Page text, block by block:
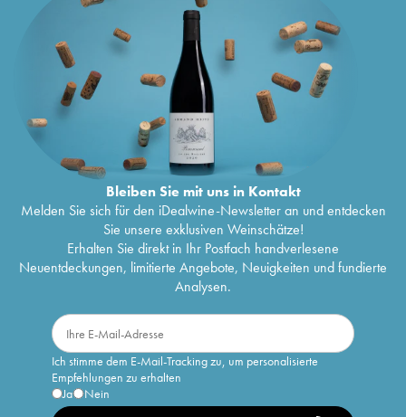
Bleiben Sie mit uns in Kontakt
Melden Sie sich für den iDealwine-Newsletter an und entdecken
Sie unsere exklusiven Weinschätze!
Erhalten Sie direkt in Ihr Postfach handverlesene
Neuentdeckungen, limitierte Angebote, Neuigkeiten und fundierte
Analysen.
Ich stimme dem E-Mail-Tracking zu, um personalisierte
Empfehlungen zu erhalten
Ja
Nein